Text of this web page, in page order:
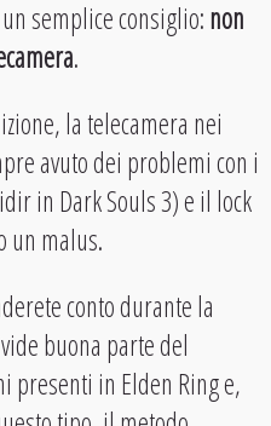
semplice consiglio:non
.
la telecamera nei
avuto dei problemi con i
in Dark Souls 3) e il lock
un malus.
conto durante la
buona parte del
presenti in Elden Ring e,